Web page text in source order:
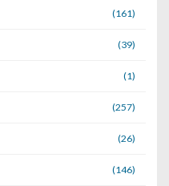
(161)
(39)
(1)
(257)
(26)
(146)